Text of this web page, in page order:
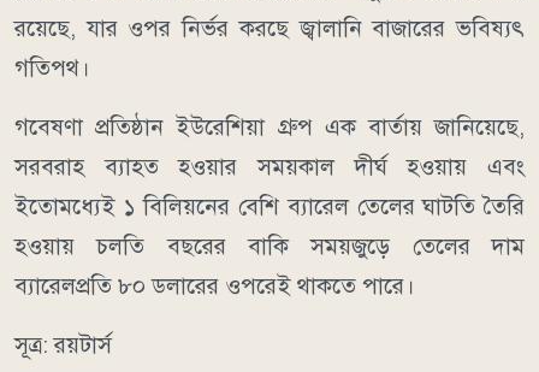
রয়েছে, যার ওপর নির্ভর করছে জ্বালানি বাজারের ভবিষ্যৎ
গতিপথ।
গবেষণা প্রতিষ্ঠান ইউরেশিয়া গ্রুপ এক বার্তায় জানিয়েছে,
সরবরাহ ব্যাহত হওয়ার সময়কাল দীর্ঘ হওয়ায় এবং
ইতোমধ্যেই ১ বিলিয়নের বেশি ব্যারেল তেলের ঘাটতি তৈরি
হওয়ায় চলতি বছরের বাকি সময়জুড়ে তেলের দাম
ব্যারেলপ্রতি ৮০ ডলারের ওপরেই থাকতে পারে।
সূত্র: রয়টার্স